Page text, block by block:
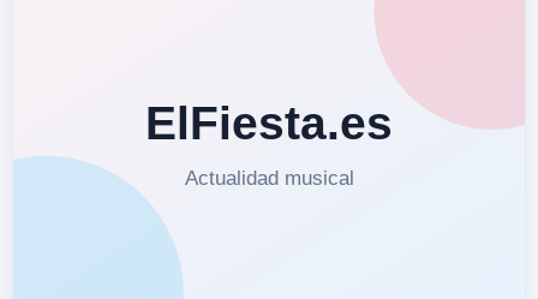
audiovisual y posteriormente en arte
dramático, especializándose en
Teatro Musical en la escuela superior
de Arte Dramático Eòlia y
completando su formación con un